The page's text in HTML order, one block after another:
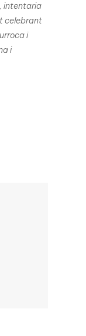
intentaria
celebrant
i
i